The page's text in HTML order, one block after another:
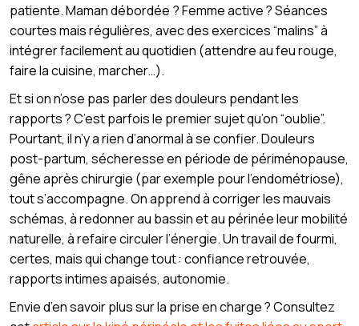
patiente. Maman débordée ? Femme active ? Séances
courtes mais régulières, avec des exercices “malins” à
intégrer facilement au quotidien (attendre au feu rouge,
faire la cuisine, marcher…).
Et si on n’ose pas parler des douleurs pendant les
rapports ? C’est parfois le premier sujet qu’on “oublie”.
Pourtant, il n’y a rien d’anormal à se confier. Douleurs
post-partum, sécheresse en période de périménopause,
gêne après chirurgie (par exemple pour l’endométriose),
tout s’accompagne. On apprend à corriger les mauvais
schémas, à redonner au bassin et au périnée leur mobilité
naturelle, à refaire circuler l’énergie. Un travail de fourmi,
certes, mais qui change tout : confiance retrouvée,
rapports intimes apaisés, autonomie.
Envie d’en savoir plus sur la prise en charge ? Consultez